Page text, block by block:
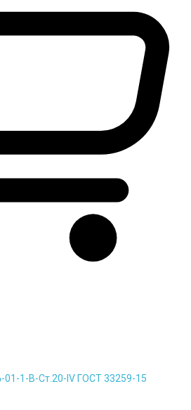
1-B-Cт.20-IV ГОСТ 33259-15